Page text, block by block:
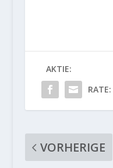
AKTIE:
RATE:
VORHERIGE